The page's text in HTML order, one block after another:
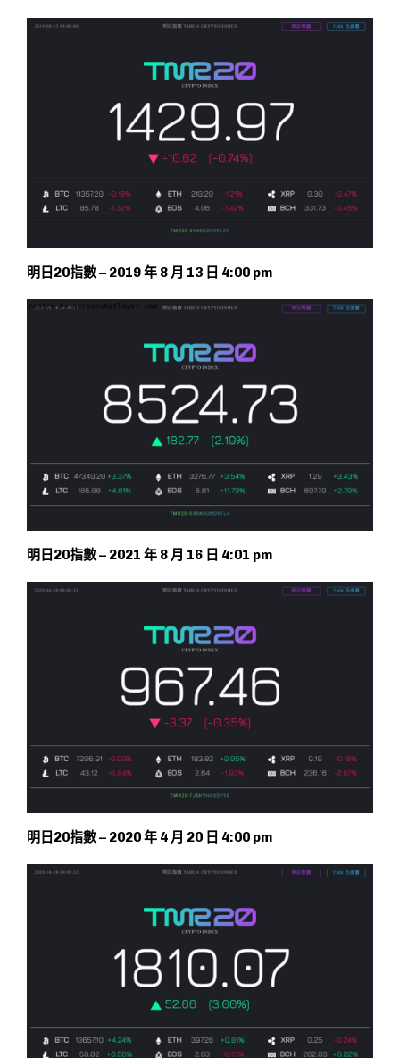
明日20指數 – 2019 年 8 月 13 日 4:00 pm
明日20指數 – 2021 年 8 月 16 日 4:01 pm
明日20指數 – 2020 年 4 月 20 日 4:00 pm